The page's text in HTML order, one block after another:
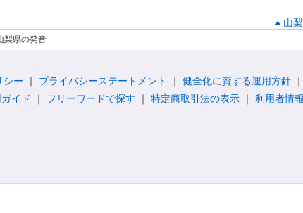
山
梨県の発音
シー プライバシーステートメント
健全化に資する運用方針
イド フリーワードで探す 特定商取引法の表示 利用者情